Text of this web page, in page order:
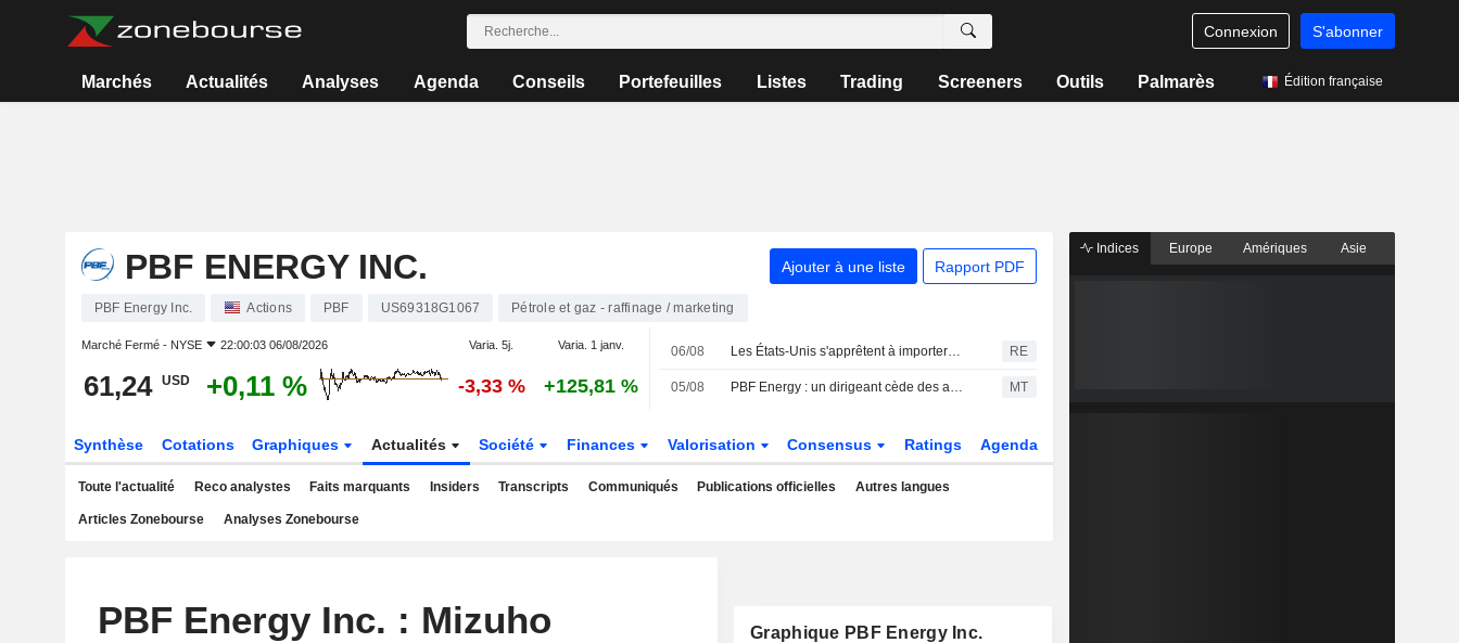
Connexion S'abonner
Marchés Actualités Analyses Agenda Conseils Portefeuilles Listes Trading Screeners Outils Palmarès Édition française
PBF ENERGY INC. Ajouter à une liste Rapport PDF
PBF Energy Inc. Actions PBF US69318G1067 Pétrole et gaz - raffinage / marketing
Marché Fermé - NYSE 22:00:03 06/08/2026 Varia. 5j. Varia. 1 janv.
61,24 USD +0,11 % -3,33 % +125,81 %
06/08 Les États-Unis s'apprêtent à importer leur plus gros volume de brut du Moyen-Orient depuis le début de la guerre avec l'Iran RE
05/08 PBF Energy : un dirigeant cède des actions pour plus de 1,7 million de dollars, selon un document de la SEC MT
Synthèse Cotations Graphiques Actualités Société Finances Valorisation Consensus Ratings Agenda
Toute l'actualité Reco analystes Faits marquants Insiders Transcripts Communiqués Publications officielles Autres langues
Articles Zonebourse Analyses Zonebourse
PBF Energy Inc. : Mizuho
Graphique PBF Energy Inc.
Indices Europe Amériques Asie